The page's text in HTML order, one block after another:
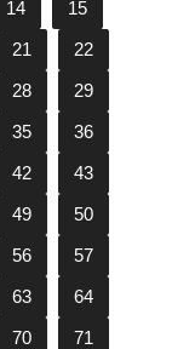
14
15
21
22
28
29
35
36
42
43
49
50
56
57
63
64
70
71